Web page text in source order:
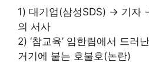
1) 대기업(삼성SDS) → 기자
의 서사
2) ‘참교육’ 임한림에서 드러
거기에 붙는 호불호(논란)